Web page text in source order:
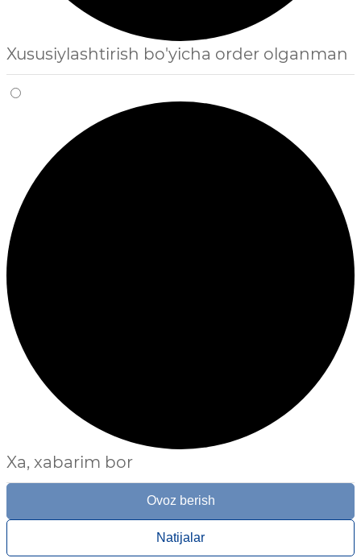
Xususiylashtirish bo'yicha order olganman
Xa, xabarim bor
Ovoz berish
Natijalar